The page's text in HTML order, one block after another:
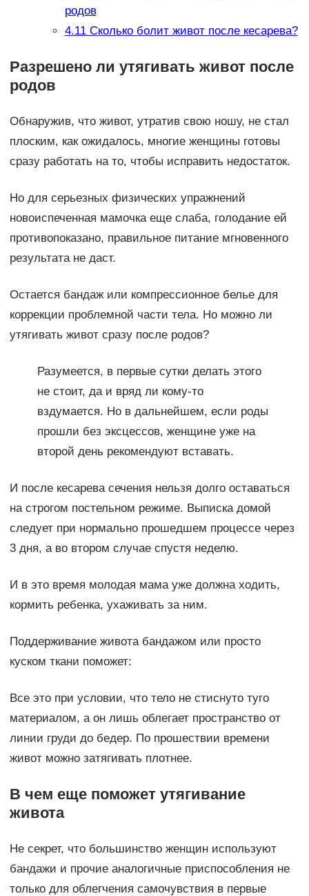
родов
4.11Сколько болит живот после кесарева?
Разрешено ли утягивать живот после
родов
Обнаружив, что живот, утратив свою ношу, не стал
плоским, как ожидалось, многие женщины готовы
сразу работать на то, чтобы исправить недостаток.
Но для серьезных физических упражнений
новоиспеченная мамочка еще слаба, голодание ей
противопоказано, правильное питание мгновенного
результата не даст.
Остается бандаж или компрессионное белье для
коррекции проблемной части тела. Но можно ли
утягивать живот сразу после родов?
Разумеется, в первые сутки делать этого
не стоит, да и вряд ли кому-то
вздумается. Но в дальнейшем, если роды
прошли без эксцессов, женщине уже на
второй день рекомендуют вставать.
И после кесарева сечения нельзя долго оставаться
на строгом постельном режиме. Выписка домой
следует при нормально прошедшем процессе через
3 дня, а во втором случае спустя неделю.
И в это время молодая мама уже должна ходить,
кормить ребенка, ухаживать за ним.
Поддерживание живота бандажом или просто
куском ткани поможет:
Все это при условии, что тело не стиснуто туго
материалом, а он лишь облегает пространство от
линии груди до бедер. По прошествии времени
живот можно затягивать плотнее.
В чем еще поможет утягивание
живота
Не секрет, что большинство женщин используют
бандажи и прочие аналогичные приспособления не
только для облегчения самочувствия в первые